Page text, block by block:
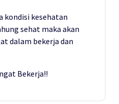
kondisi kesehatan
sehat maka akan
dalam bekerja dan
Bekerja!!